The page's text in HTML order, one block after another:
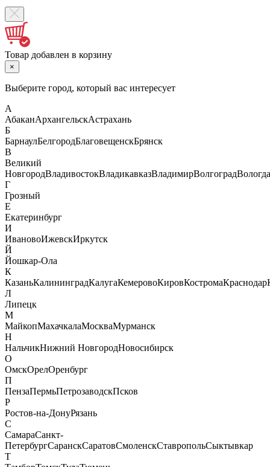
Товар добавлен в корзину
×
Выберите город, который вас интересует
А
АбаканАрхангельскАстрахань
Б
БарнаулБелгородБлаговещенскБрянск
В
Великий
НовгородВладивостокВладикавказВладимирВолгоградВологда
Г
Грозный
Е
Екатеринбург
И
ИвановоИжевскИркутск
Й
Йошкар-Ола
К
КазаньКалининградКалугаКемеровоКировКостромаКраснодар
Л
Липецк
М
МайкопМахачкалаМоскваМурманск
Н
НальчикНижний НовгородНовосибирск
О
ОмскОрелОренбург
П
ПензаПермьПетрозаводскПсков
Р
Ростов-на-ДонуРязань
С
СамараСанкт-
ПетербургСаранскСаратовСмоленскСтавропольСыктывкар
Т